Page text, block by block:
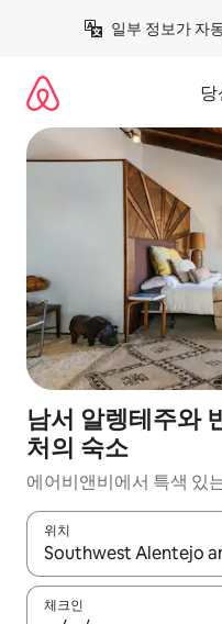
일부 정보가 자
남서 알렝테주와
처의 숙소
에어비앤비에서 특색 있
위치
결과가 나오면 위·아래 화
체크인